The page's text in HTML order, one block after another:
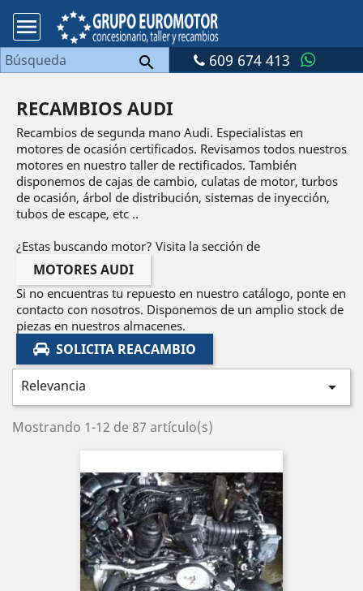

 609 674 413
RECAMBIOS AUDI
Recambios de segunda mano Audi. Especialistas en
motores de ocasión certificados. Revisamos todos nuestros
motores en nuestro taller de rectificados. También
disponemos de cajas de cambio, culatas de motor, turbos
de ocasión, árbol de distribución, sistemas de inyección,
tubos de escape, etc ..
¿Estas buscando motor? Visita la sección de
MOTORES AUDI
Si no encuentras tu repuesto en nuestro catálogo, ponte en
contacto con nosotros. Disponemos de un amplio stock de
piezas en nuestros almacenes.
SOLICITA REACAMBIO
Relevancia 
Mostrando 1-12 de 87 artículo(s)